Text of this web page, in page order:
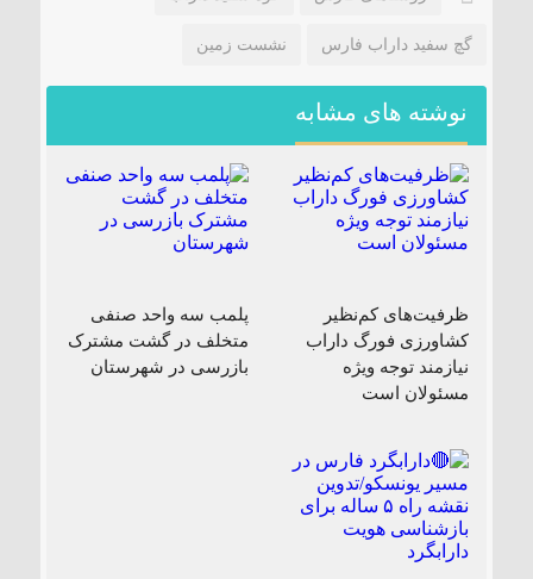
گچ سفید داراب فارس نشست زمین
نوشته های مشابه
ظرفیت‌های کم‌نظیر
کشاورزی فورگ داراب
نیازمند توجه ویژه
مسئولان است
پلمب سه واحد صنفی
متخلف در گشت مشترک
بازرسی در شهرستان